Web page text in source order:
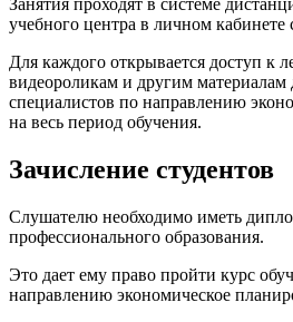
Занятия проходят в системе
учебного центра в личном кабинете
Для каждого открывается доступ к
видеороликам и другим материалам
специалистов по направлению
на весь период обучения.
Зачисление студентов
Слушателю необходимо иметь
профессионального образования.
Это дает ему право пройти курс
направлению экономическое